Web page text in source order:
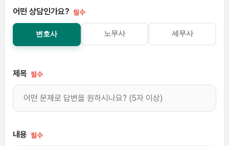
어떤 상담인가요? 필수
변호사 노무사 세무사
제목 필수
내용 필수